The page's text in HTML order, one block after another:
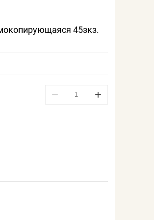
45зкз.
− +